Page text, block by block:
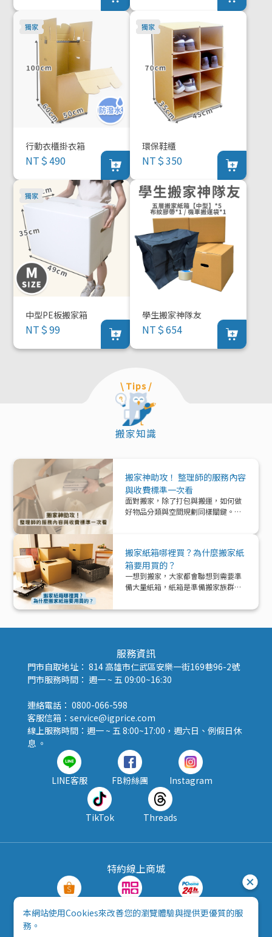
行動衣櫃掛衣箱
NT＄490
環保鞋櫃
NT＄350
中型PE板搬家箱
NT＄99
學生搬家神隊友
NT＄654
\ Tips /
搬家知識
搬家神助攻！ 整理師的服務內容
與收費標準一次看
面對搬家，除了打包與搬運，如何做
好物品分類與空間規劃同樣關鍵。本
一次解析！
搬家紙箱哪裡買？為什麼搬家紙
箱要用買的？
一想到搬家，大家都會聯想到需要準
備大量紙箱，紙箱是準備搬家族群的
服務資訊
門市自取地址： 814 高雄市仁武區安樂一街169巷96-2號
門市服務時間： 週一 ~ 五 09:00~16:30
連絡電話： 0800-066-598
客服信箱：service@igprice.com
線上服務時間：週一 ~ 五 8:00~17:00，週六日、例假日休
息 。
LINE客服 FB粉絲團 Instagram
TikTok Threads
特約線上商城
本網站使用Cookies來改善您的瀏覽體驗與提供更優質的服
務。